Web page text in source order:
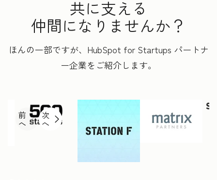
共に支える
仲間になりませんか？
ほんの一部ですが、HubSpot for Startups パートナ
ー企業をご紹介します。
前
へ
次
へ